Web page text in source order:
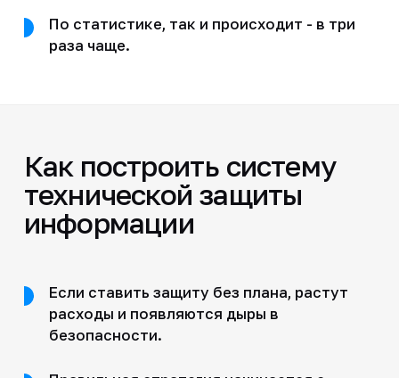
По статистике, так и происходит - в три
раза чаще.
Как построить систему
технической защиты
информации
Если ставить защиту без плана, растут
расходы и появляются дыры в
безопасности.